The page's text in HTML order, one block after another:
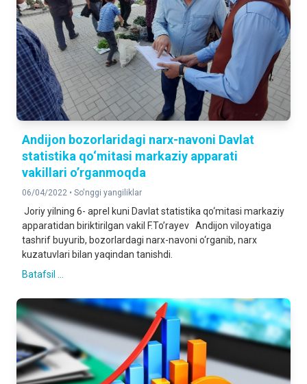
Andijon bozorlaridagi narx-navoni Davlat
statistika qo‘mitasi markaziy apparati
vakillari o’rganmoqda
06/04/2022 • So'nggi yangiliklar
Joriy yilning 6- aprel kuni Davlat statistika qo‘mitasi markaziy
apparatidan biriktirilgan vakil F.To’rayev Andijon viloyatiga
tashrif buyurib, bozorlardagi narx-navoni o‘rganib, narx
kuzatuvlari bilan yaqindan tanishdi.
Batafsil ...